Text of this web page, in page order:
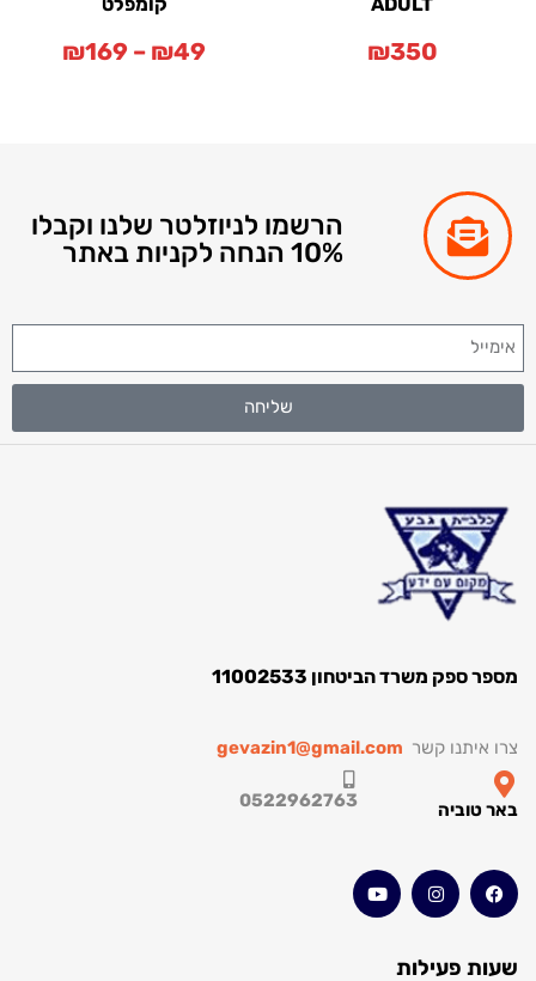
₪350
₪49
–
₪169
הרשמו לניוזלטר שלנו וקבלו
10% הנחה לקניות באתר
שליחה
מספר ספק משרד הביטחון 11002533
צרו איתנו קשר
באר טוביה 0522962763
שעות פעילות